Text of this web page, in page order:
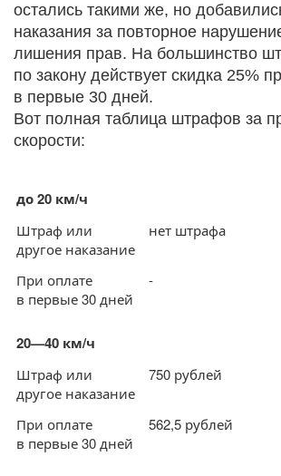
остались такими же, но
наказания за повторное
лишения прав. На большинство
по закону действует скидка 25%
в первые 30 дней.
Вот полная таблица штрафов за
скорости:
до 20 км/ч
Штраф или
другое наказание
нет штрафа
При оплате
в первые 30 дней
-
20—40 км/ч
Штраф или
другое наказание
750 рублей
При оплате
в первые 30 дней
562,5 рублей